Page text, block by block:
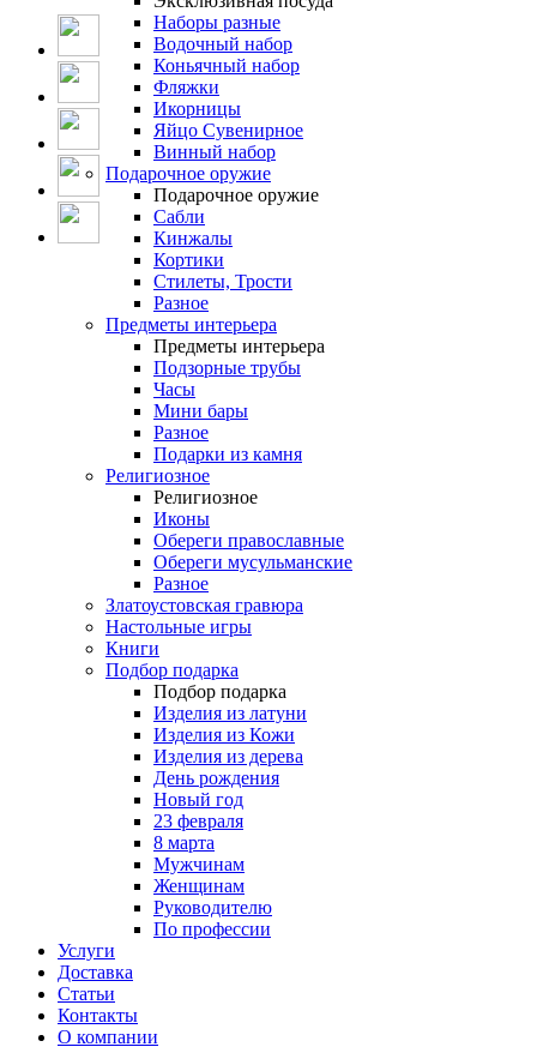
Наборы разные
Водочный набор
Коньячный набор
Фляжки
Икорницы
Яйцо Сувенирное
Винный набор
Подарочное оружие
Подарочное оружие
Сабли
Кинжалы
Кортики
Стилеты, Трости
Разное
Предметы интерьера
Предметы интерьера
Подзорные трубы
Часы
Мини бары
Разное
Подарки из камня
Религиозное
Религиозное
Иконы
Обереги православные
Обереги мусульманские
Разное
Златоустовская гравюра
Настольные игры
Книги
Подбор подарка
Подбор подарка
Изделия из латуни
Изделия из Кожи
Изделия из дерева
День рождения
Новый год
23 февраля
8 марта
Мужчинам
Женщинам
Руководителю
По профессии
Услуги
Доставка
Статьи
Контакты
О компании